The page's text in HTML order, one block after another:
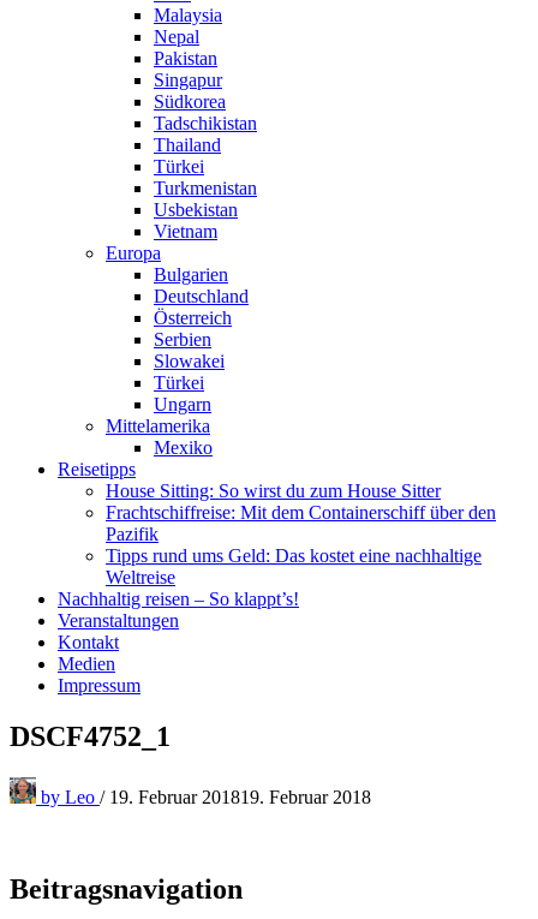
Malaysia
Nepal
Pakistan
Singapur
Südkorea
Tadschikistan
Thailand
Türkei
Turkmenistan
Usbekistan
Vietnam
Europa
Bulgarien
Deutschland
Österreich
Serbien
Slowakei
Türkei
Ungarn
Mittelamerika
Mexiko
Reisetipps
House Sitting: So wirst du zum House Sitter
Frachtschiffreise: Mit dem Containerschiff über den
Pazifik
Tipps rund ums Geld: Das kostet eine nachhaltige
Weltreise
Nachhaltig reisen – So klappt’s!
Veranstaltungen
Kontakt
Medien
Impressum
DSCF4752_1
by Leo / 19. Februar 201819. Februar 2018
Beitragsnavigation